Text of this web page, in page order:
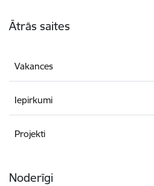
Ātrās saites
Vakances
Iepirkumi
Projekti
Noderīgi